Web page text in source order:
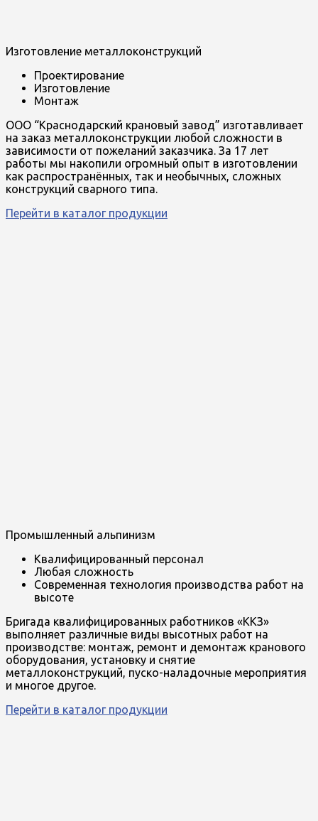
Изготовление металлоконструкций
Проектирование
Изготовление
Монтаж
ООО “Краснодарский крановый завод” изготавливает
на заказ металлоконструкции любой сложности в
зависимости от пожеланий заказчика. За 17 лет
работы мы накопили огромный опыт в изготовлении
как распространённых, так и необычных, сложных
конструкций сварного типа.
Перейти в каталог продукции
Промышленный альпинизм
Квалифицированный персонал
Любая сложность
Современная технология производства работ на
высоте
Бригада квалифицированных работников «ККЗ»
выполняет различные виды высотных работ на
производстве: монтаж, ремонт и демонтаж кранового
оборудования, установку и снятие
металлоконструкций, пуско-наладочные мероприятия
и многое другое.
Перейти в каталог продукции